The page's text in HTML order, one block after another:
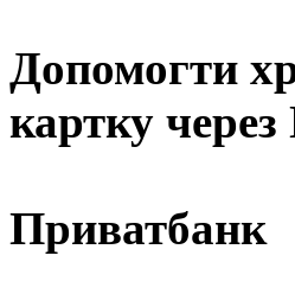
Допомогти
картку
Приватбанк